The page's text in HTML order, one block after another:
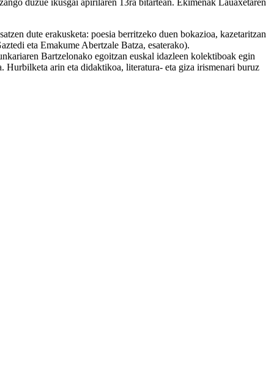
dute erakusketa: poesia berritzeko duen bokazioa, kazetaritzan
eta Emakume Abertzale Batza, esaterako).
Bartzelonako egoitzan euskal idazleen kolektiboak egin
Hurbilketa arin eta didaktikoa, literatura- eta giza irismenari buruz